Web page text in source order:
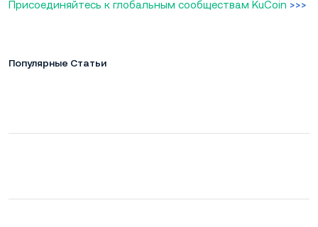
Присоединяйтесь к глобальным сообществам KuCoin >>>
Популярные Статьи